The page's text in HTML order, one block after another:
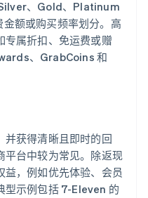
、Gold、Platinum
额或购买频率划分。高
专属折扣、免运费或赠
、GrabCoins 和
并获得清晰且即时的回
平台中较为常见。除返现
，例如优先体验、会员
型示例包括 7-Eleven 的